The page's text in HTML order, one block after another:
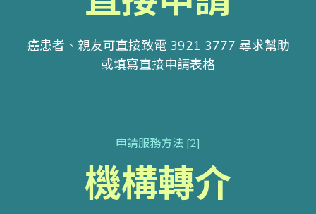
癌患者、親友可直接致電 3921 3777 尋求幫助
或填寫直接申請表格
申請服務方法 [2]
機構轉介